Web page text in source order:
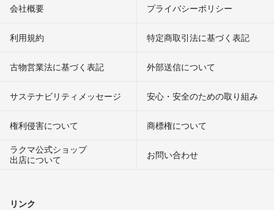
会社概要 プライバシーポリシー
利用規約 特定商取引法に基づく表記
古物営業法に基づく表記 外部送信について
サステナビリティメッセージ 安心・安全のための取り組み
権利侵害について
商標権について
ラクマ公式ショップ
出店について
お問い合わせ
リンク